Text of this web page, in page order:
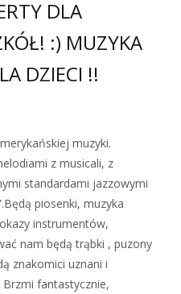
DLA
:) MUZYKA
DZIECI !!
muzyki.
z musicali, z
standardami jazzowymi
piosenki, muzyka
instrumentów,
nam będą trąbki , puzony
znakomici uznani i
Brzmi fantastycznie,